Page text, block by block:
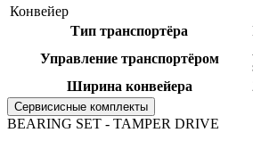
Конвейер
Тип транспортёра
Управление транспортёром
Ширина конвейера
Сервисисные комплекты
BEARING SET - TAMPER DRIVE